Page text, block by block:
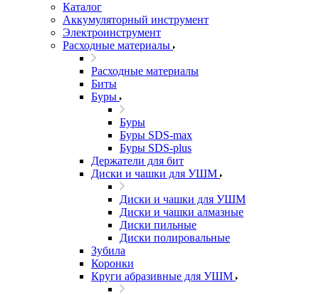
Каталог
Аккумуляторный инструмент
Электроинструмент
Расходные материалы
Расходные материалы
Биты
Буры
Буры
Буры SDS-max
Буры SDS-plus
Держатели для бит
Диски и чашки для УШМ
Диски и чашки для УШМ
Диски и чашки алмазные
Диски пильные
Диски полировальные
Зубила
Коронки
Круги абразивные для УШМ